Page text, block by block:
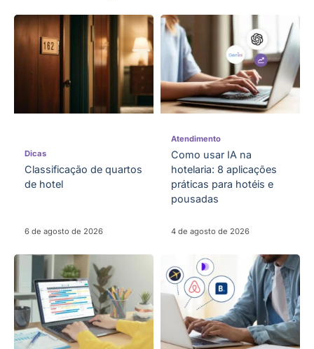
Dicas
Classificação de quartos
de hotel
6 de agosto de 2026
Atendimento
Como usar IA na
hotelaria: 8 aplicações
práticas para hotéis e
pousadas
4 de agosto de 2026